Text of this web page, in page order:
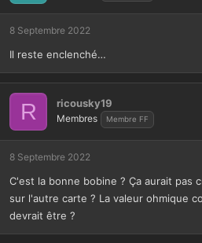
8 Septembre 2022
Il reste enclenché…
R ricousky19
Membres Membre FF
8 Septembre 2022
C'est la bonne bobine ? Ça aurait pas
sur l'autre carte ? La valeur ohmique
devrait être ?